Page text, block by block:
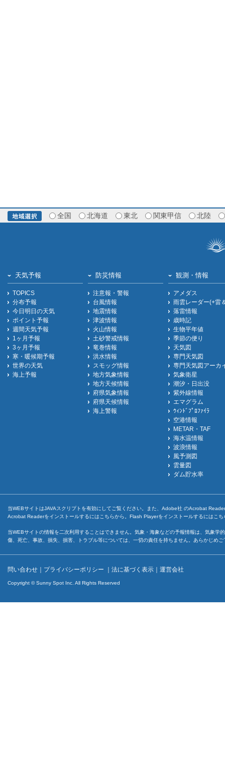
全国 北海道 東北 関東甲信 北陸
天気予報
TOPICS
分布予報
今日明日の天気
ポイント予報
週間天気予報
1ヶ月予報
3ヶ月予報
寒・暖候期予報
世界の天気
海上予報
防災情報
注意報・警報
台風情報
地震情報
津波情報
火山情報
土砂警戒情報
竜巻情報
洪水情報
スモッグ情報
地方気象情報
地方天候情報
府県気象情報
府県天候情報
海上警報
観測・情報
アメダス
雨雲レーダー(+雷
落雷情報
歳時記
生物平年値
季節の便り
天気図
専門天気図
専門天気図アーカ
気象衛星
潮汐・日出没
紫外線情報
エマグラム
ｳｨﾝﾄﾞﾌﾟﾛﾌｧｲﾗ
空港情報
METAR・TAF
海水温情報
波浪情報
風予測図
雲量図
ダム貯水率
当WEBサイトはJAVAスクリプトを有効にしてご覧ください。また、Adobe社 のAcrobat
Acrobat Readerをインストールするには こちらから。Flash Playerをインストールするには こち
当WEBサイトの情報を二次利用することはできません。気象・海象などの予報情報は、気象
傷、死亡、事故、損失、損害、トラブル等については、一切の責任を持ちません。あらかじめ
問い合わせ ｜ プライバシーポリシー ｜ 法に基づく表示 ｜ 運営会社
Copyright © Sunny Spot Inc. All Rights Reserved